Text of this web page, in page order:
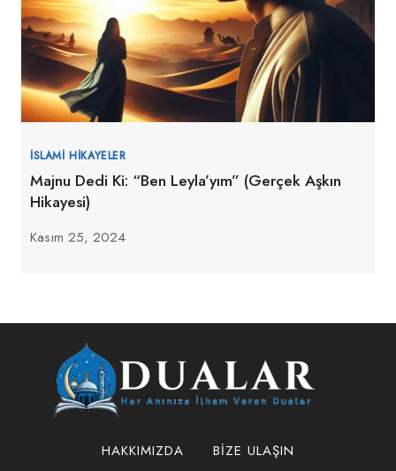
İSLAMI HIKAYELER
Majnu Dedi Ki: “Ben Leyla’yım” (Gerçek Aşkın
Hikayesi)
Kasım 25, 2024
HAKKIMIZDA
BIZE ULAŞIN